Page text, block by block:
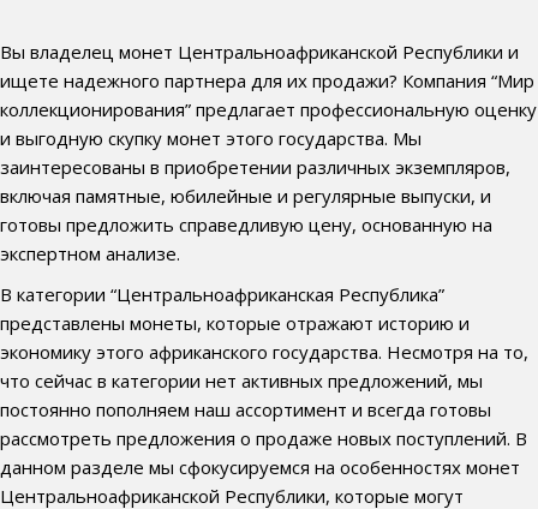
Вы владелец монет Центральноафриканской Республики и
ищете надежного партнера для их продажи? Компания “Мир
коллекционирования” предлагает профессиональную оценку
и выгодную скупку монет этого государства. Мы
заинтересованы в приобретении различных экземпляров,
включая памятные, юбилейные и регулярные выпуски, и
готовы предложить справедливую цену, основанную на
экспертном анализе.
В категории “Центральноафриканская Республика”
представлены монеты, которые отражают историю и
экономику этого африканского государства. Несмотря на то,
что сейчас в категории нет активных предложений, мы
постоянно пополняем наш ассортимент и всегда готовы
рассмотреть предложения о продаже новых поступлений. В
данном разделе мы сфокусируемся на особенностях монет
Центральноафриканской Республики, которые могут